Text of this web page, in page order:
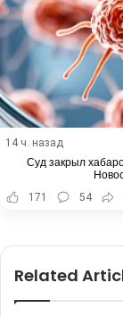
14 ч. назад
Суд закрыл
171
54
Related